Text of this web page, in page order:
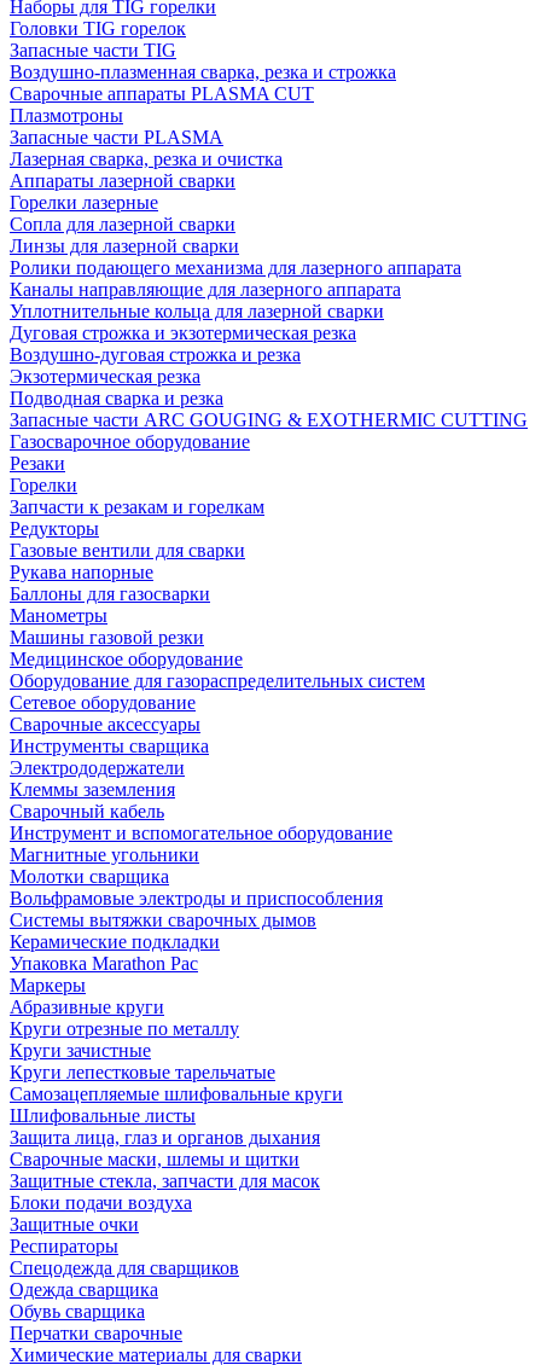
Наборы для TIG горелки
Головки TIG горелок
Запасные части TIG
Воздушно-плазменная сварка, резка и строжка
Сварочные аппараты PLASMA CUT
Плазмотроны
Запасные части PLASMA
Лазерная сварка, резка и очистка
Аппараты лазерной сварки
Горелки лазерные
Сопла для лазерной сварки
Линзы для лазерной сварки
Ролики подающего механизма для лазерного аппарата
Каналы направляющие для лазерного аппарата
Уплотнительные кольца для лазерной сварки
Дуговая строжка и экзотермическая резка
Воздушно-дуговая строжка и резка
Экзотермическая резка
Подводная сварка и резка
Запасные части ARC GOUGING & EXOTHERMIC CUTTING
Газосварочное оборудование
Резаки
Горелки
Запчасти к резакам и горелкам
Редукторы
Газовые вентили для сварки
Рукава напорные
Баллоны для газосварки
Манометры
Машины газовой резки
Медицинское оборудование
Оборудование для газораспределительных систем
Сетевое оборудование
Сварочные аксессуары
Инструменты сварщика
Электрододержатели
Клеммы заземления
Сварочный кабель
Инструмент и вспомогательное оборудование
Магнитные угольники
Молотки сварщика
Вольфрамовые электроды и приспособления
Системы вытяжки сварочных дымов
Керамические подкладки
Упаковка Marathon Pac
Маркеры
Абразивные круги
Круги отрезные по металлу
Круги зачистные
Круги лепестковые тарельчатые
Самозацепляемые шлифовальные круги
Шлифовальные листы
Защита лица, глаз и органов дыхания
Сварочные маски, шлемы и щитки
Защитные стекла, запчасти для масок
Блоки подачи воздуха
Защитные очки
Респираторы
Спецодежда для сварщиков
Одежда сварщика
Обувь сварщика
Перчатки сварочные
Химические материалы для сварки